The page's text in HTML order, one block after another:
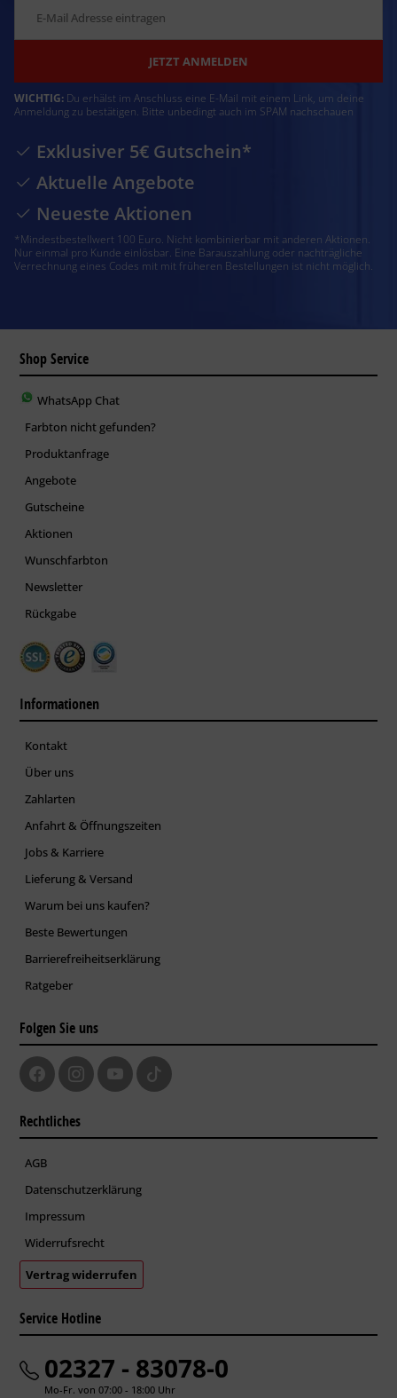
JETZT ANMELDEN
WICHTIG: Du erhälst im Anschluss eine E-Mail mit einem Link, um deine
Anmeldung zu bestätigen. Bitte unbedingt auch im SPAM nachschauen
Exklusiver 5€ Gutschein*
Aktuelle Angebote
Neueste Aktionen
*Mindestbestellwert 100 Euro. Nicht kombinierbar mit anderen Aktionen.
Nur einmal pro Kunde einlösbar. Eine Barauszahlung oder nachträgliche
Verrechnung eines Codes mit mit früheren Bestellungen ist nicht möglich.
Shop Service
WhatsApp Chat
Farbton nicht gefunden?
Produktanfrage
Angebote
Gutscheine
Aktionen
Wunschfarbton
Newsletter
Rückgabe
Informationen
Kontakt
Über uns
Zahlarten
Anfahrt & Öffnungszeiten
Jobs & Karriere
Lieferung & Versand
Warum bei uns kaufen?
Beste Bewertungen
Barrierefreiheitserklärung
Ratgeber
Folgen Sie uns
Rechtliches
AGB
Datenschutzerklärung
Impressum
Widerrufsrecht
Vertrag widerrufen
Service Hotline
02327 - 83078-0
Mo-Fr. von 07:00 - 18:00 Uhr